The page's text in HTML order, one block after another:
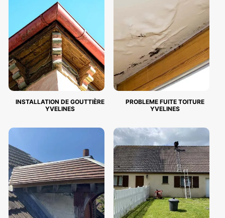
INSTALLATION DE GOUTTIÈRE
YVELINES
PROBLEME FUITE TOITURE
YVELINES